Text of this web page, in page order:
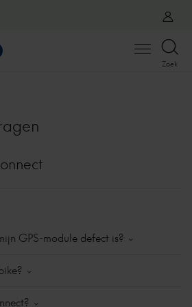
Open
Zoek
GPS-module defect is?
Als het defect wordt